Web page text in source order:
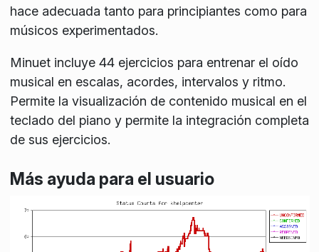
hace adecuada tanto para principiantes como para
músicos experimentados.
Minuet incluye 44 ejercicios para entrenar el oído
musical en escalas, acordes, intervalos y ritmo.
Permite la visualización de contenido musical en el
teclado del piano y permite la integración completa
de sus ejercicios.
Más ayuda para el usuario